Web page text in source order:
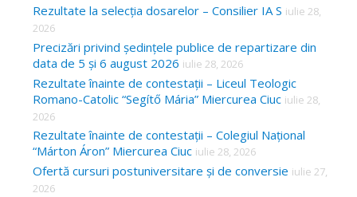
Rezultate la selecția dosarelor – Consilier IA S iulie 28,
2026
Precizări privind ședințele publice de repartizare din
data de 5 și 6 august 2026 iulie 28, 2026
Rezultate înainte de contestații – Liceul Teologic
Romano-Catolic “Segítő Mária” Miercurea Ciuc iulie 28,
2026
Rezultate înainte de contestații – Colegiul Național
“Márton Áron” Miercurea Ciuc iulie 28, 2026
Ofertă cursuri postuniversitare și de conversie iulie 27,
2026